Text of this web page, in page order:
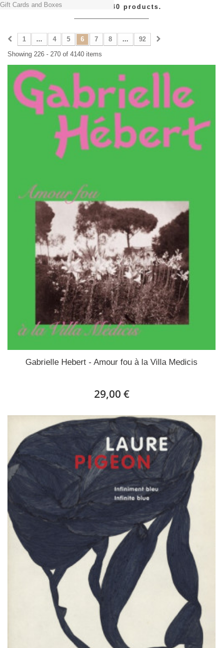
Gift Cards and BoxesThere are 4140 products.
1 ... 4 5 6 7 8 ...
92
Showing 226 - 270 of 4140 items
Gabrielle Hebert - Amour fou à la Villa Medicis
29,00 €